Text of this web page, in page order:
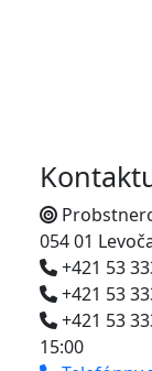
054 01
+421 53
+421 53
+421 53
15:00